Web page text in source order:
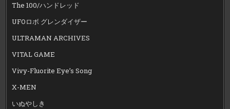
The 100/ハンドレッド
UFOロボ グレンダイザー
ULTRAMAN ARCHIVES
VITAL GAME
Vivy-Fluorite Eye’s Song
X-MEN
いぬやしき